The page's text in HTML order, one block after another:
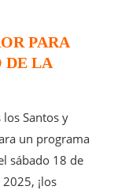
PARA
DE LA
Santos y
un programa
sábado 18 de
¡los